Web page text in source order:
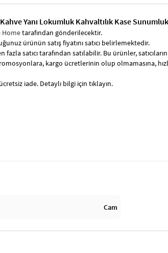
Kahve Yanı Lokumluk Kahvaltılık Kase
Hometarafından gönderilecektir.
ürünün satış fiyatını satıcı belirlemektedir.
fazla satıcı tarafından satılabilir. Bu ürünler,
kargo ücretlerinin olup olmamasına,
iade. Detaylı bilgi için tıklayın.
Cam